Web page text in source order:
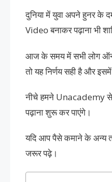
दुनिया में युवा अपने हुनर
Video बनाकर पढ़ाना भी
आज के समय में सभी लोग
तो यह निर्णय सही है और
नीचे हमने Unacademy
पढ़ाना शुरू कर पाएंगे।
यदि आप पैसे कमाने के अन्य
जरूर पढ़े।